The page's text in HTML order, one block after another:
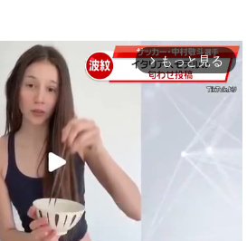
arrow_forward_ios もっと見る